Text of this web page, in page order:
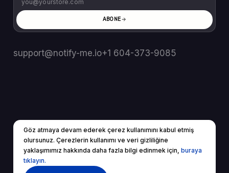
Göz atmaya devam ederek çerez kullanımını kabul etmiş
olursunuz. Çerezlerin kullanımı ve veri gizliliğine
yaklaşımımız hakkında daha fazla bilgi edinmek için, buraya
tıklayın.
ABONE
support@notify-me.io+1 604-373-9085
TR
© 2025 Tüm Hakları Saklıdır.